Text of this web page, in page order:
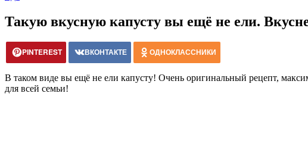
Такую вкусную капусту вы ещё не ели.
PINTEREST ВКОНТАКТЕ ОДНОКЛАССНИКИ
В таком виде вы ещё не ели капусту! Очень оригинальный рецепт,
для всей семьи!